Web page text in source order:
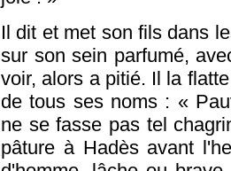
Il dit et met son fils dans
sur son sein parfumé,
voir, alors a pitié. Il la
de tous ses noms : «
ne se fasse pas tel
pâture à Hadès avant